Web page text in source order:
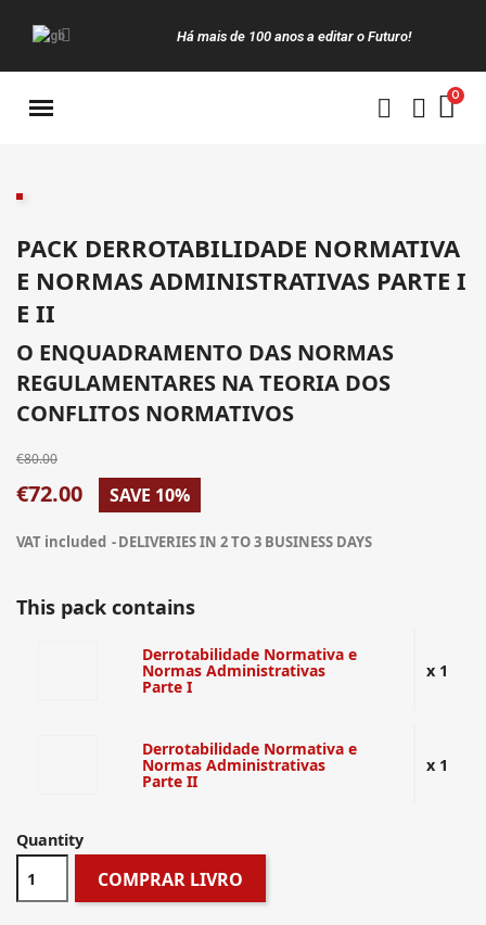
Há mais de 100 anos a editar o Futuro!
PACK DERROTABILIDADE NORMATIVA
E NORMAS ADMINISTRATIVAS PARTE I
E II
O ENQUADRAMENTO DAS NORMAS
REGULAMENTARES NA TEORIA DOS
CONFLITOS NORMATIVOS
€80.00
€72.00 SAVE 10%
VAT included DELIVERIES IN 2 TO 3 BUSINESS DAYS
This pack contains
Derrotabilidade Normativa e
Normas Administrativas
Parte I
x 1
Derrotabilidade Normativa e
Normas Administrativas
Parte II
x 1
Quantity
COMPRAR LIVRO